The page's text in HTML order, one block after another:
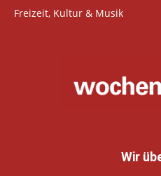
Freizeit, Kultur & Musik
Wir